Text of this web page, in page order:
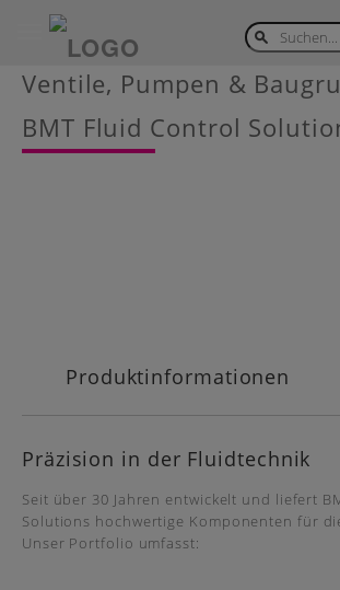
content
Toggle
navigation
Ventile, Pumpen &
BMT Fluid Control
Produktinformationen
Präzision in der Fluidtechnik
Seit über 30 Jahren entwickelt und liefert
Solutions hochwertige Komponenten für
Unser Portfolio umfasst: